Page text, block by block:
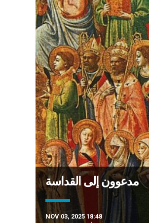
مدعوون إلى القداسة
NOV 03, 2025 18:48